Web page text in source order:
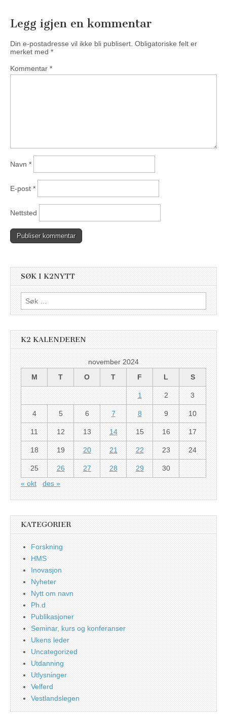
Legg igjen en kommentar
Din e-postadresse vil ikke bli publisert. Obligatoriske felt er
merket med *
Kommentar *
Navn *
E-post *
Nettsted
SØK I K2NYTT
Søk
etter:
K2 KALENDEREN
november 2024
M
T O T F L S
1 2 3
4 5 6 7 8 9 10
11 12 13 14 15 16 17
18 19 20 21 22 23 24
25 26 27 28 29
30
« okt
des »
KATEGORIER
Forskning
HMS
Inovasjon
Nyheter
Nytt om navn
Ph.d
Publikasjoner
Seminar, kurs og konferanser
Ukens leder
Uncategorized
Utdanning
Utlysninger
Velferd
Vestlandslegen